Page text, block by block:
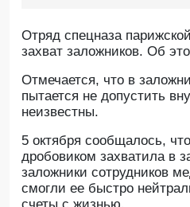
Отряд спецназа
захват заложников. Об
Отмечается, что в
пытается не допустить
неизвестны.
5 октября сообщалось,
дробовиком захватила в
заложники сотрудников
смогли ее быстро